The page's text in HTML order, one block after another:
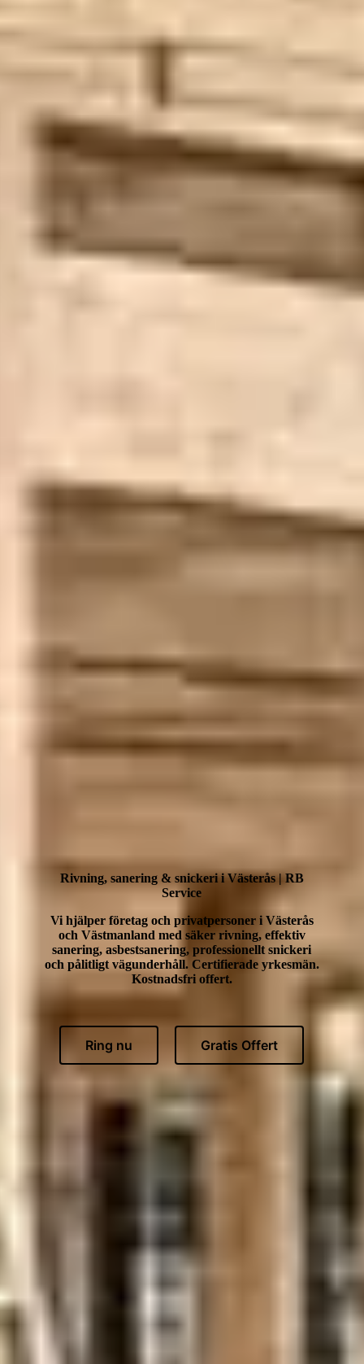
Rivning, sanering & snickeri i Västerås | RB
Service
Vi hjälper företag och privatpersoner i Västerås
och Västmanland med säker rivning, effektiv
sanering, asbestsanering, professionellt snickeri
och pålitligt vägunderhåll. Certifierade yrkesmän.
Kostnadsfri offert.
Ring nu Gratis Offert